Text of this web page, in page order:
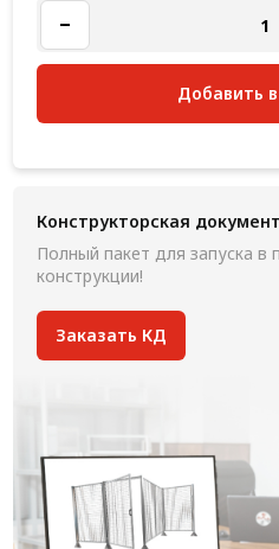
Добавить
Конструкторская
Полный пакет для запуска в
конструкции!
Заказать КД